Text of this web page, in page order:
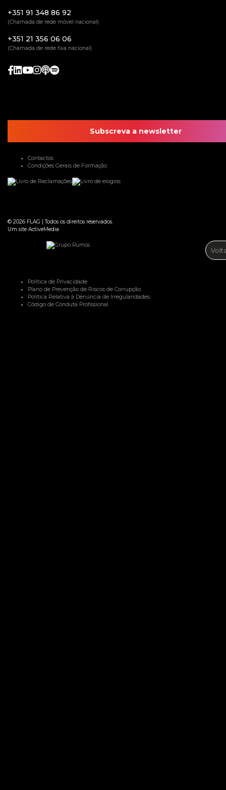
+351 91 348 86 92
(Chamada de rede móvel nacional)
+351 21 356 06 06
(Chamada de rede fixa nacional)
Subscreva a newsletter
Contactos
Condições Gerais de Formação
© 2026 FLAG |Todos os direitos reservados.
Um site ActiveMedia
Política de Privacidade
Plano de Prevenção de Riscos de Corrupção
Política Relativa à Denúncia de Irregularidades
Código de Conduta Profissional